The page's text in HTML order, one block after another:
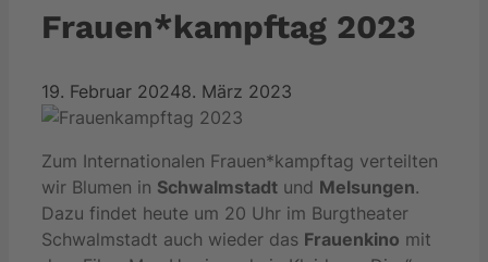
Frauen*kampftag 2023
19. Februar 20248. März 2023
Zum Internationalen Frauen*kampftag verteilten
wir Blumen in Schwalmstadt und Melsungen.
Dazu findet heute um 20 Uhr im Burgtheater
Schwalmstadt auch wieder das Frauenkino mit